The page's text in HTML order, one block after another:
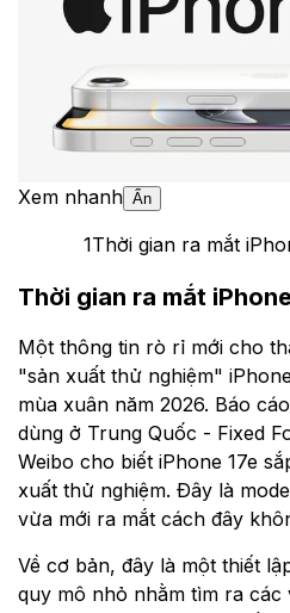
Xem nhanh Ẩn
1Thời gian ra mắt
Thời gian ra mắt
Một thông tin rò rỉ mới cho
"sản xuất thử nghiệm"
mùa xuân năm 2026. Báo
dùng ở Trung Quốc - Fixed
Weibo cho biết iPhone 17e
xuất thử nghiệm. Đây là
vừa mới ra mắt cách đây
Về cơ bản, đây là một thiết
quy mô nhỏ nhằm tìm ra các